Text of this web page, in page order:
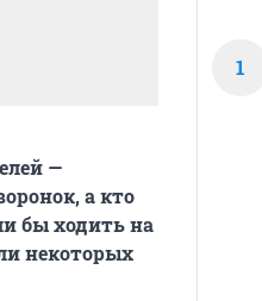
—
а кто
бы ходить на
некоторых
1